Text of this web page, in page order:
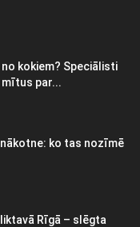
kokiem? Speciālisti
par...
ko tas nozīmē
Rīgā – slēgta